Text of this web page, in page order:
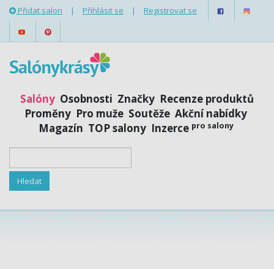
Přidat salon | Přihlásit se | Registrovat se
Salóny Osobnosti Značky Recenze produktů
Proměny Pro muže Soutěže Akční nabídky
Magazín TOP salony Inzerce pro salony